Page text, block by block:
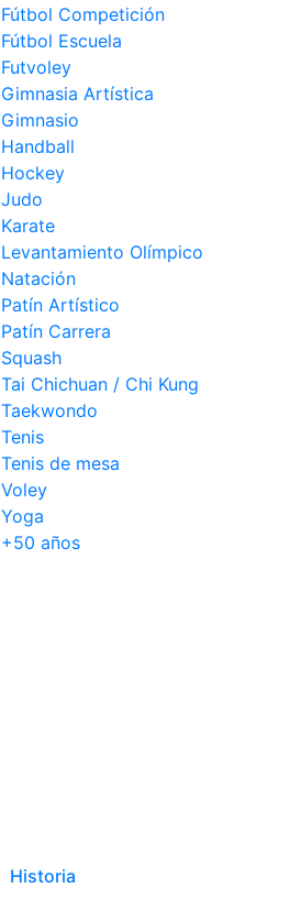
Fútbol Competición
Fútbol Escuela
Futvoley
Gimnasia Artística
Gimnasio
Handball
Hockey
Judo
Karate
Levantamiento Olímpico
Natación
Patín Artístico
Patín Carrera
Squash
Tai Chichuan / Chi Kung
Taekwondo
Tenis
Tenis de mesa
Voley
Yoga
+50 años
Historia